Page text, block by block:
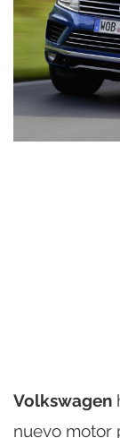
Volkswagen
nuevo motor